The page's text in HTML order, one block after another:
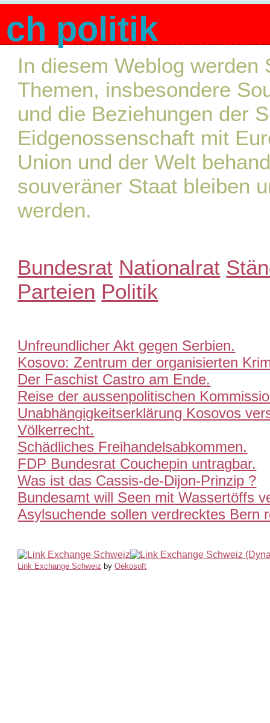
ch politik
In diesem Weblog werden
Themen, insbesondere
und die Beziehungen der
Eidgenossenschaft mit
Union und der Welt
souveräner Staat bleiben
werden.
Bundesrat Nationalrat
Parteien Politik
Unfreundlicher Akt gegen Serbien.
Kosovo: Zentrum der organisierten
Der Faschist Castro am Ende.
Reise der aussenpolitischen
Unabhängigkeitserklärung Kosovos
Völkerrecht.
Schädliches Freihandelsabkommen.
FDP Bundesrat Couchepin untragbar.
Was ist das Cassis-de-Dijon-Prinzip ?
Bundesamt will Seen mit Wassertöffs
Asylsuchende sollen verdrecktes Bern
Link Exchange Schweiz byOekosoft